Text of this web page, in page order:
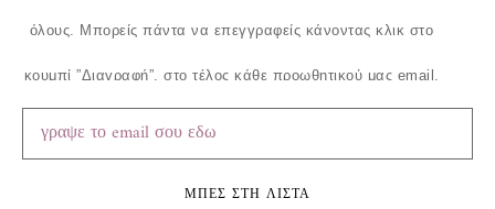
όλους. Μπορείς πάντα να επεγγραφείς κάνοντας κλικ στο
κουμπί ”Διαγραφή”, στο τέλος κάθε προωθητικού μας email.
ΜΠΕΣ ΣΤΗ ΛΙΣΤΑ